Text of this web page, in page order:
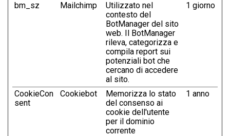
bm_sz Mailchimp
Utilizzato nel
contesto del
BotManager del sito
web. Il BotManager
rileva, categorizza e
compila report sui
potenziali bot che
cercano di accedere
al sito.
1 giorno
CookieCon
sent
Cookiebot
Memorizza lo stato
del consenso ai
cookie dell'utente
per il dominio
corrente
1 anno